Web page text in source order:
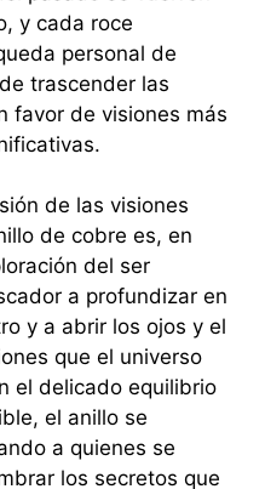
y cada roce
personal de
trascender las
favor de visiones más
de las visiones
de cobre es, en
del ser
a profundizar en
y a abrir los ojos y el
que el universo
el delicado equilibrio
el anillo se
a quienes se
los secretos que